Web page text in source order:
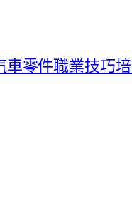
車零件職業技巧